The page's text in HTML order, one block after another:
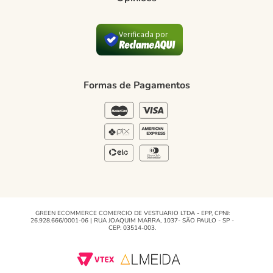
Trocas e devoluções
Formas de Pagamento
Regulamento e Promoções
Verificada por
Formas de Pagamentos
GREEN ECOMMERCE COMERCIO DE VESTUARIO LTDA - EPP, CPNJ:
26.928.666/0001-06 | RUA JOAQUIM MARRA, 1037- SÃO PAULO - SP -
CEP: 03514-003.